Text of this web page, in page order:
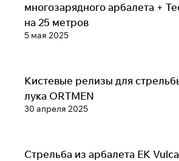
5 мая 2025
многозарядного арбалета +
на 25 метров
Обзоры луков, арбалетов, и
30 апреля 2025
Кистевые релизы для
лука ORTMEN
Обзоры луков, арбалетов, и
Стрельба из арбалета EK